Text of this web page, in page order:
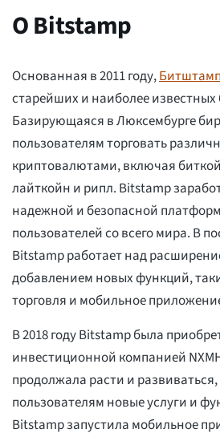
О Bitstamp
Основанная в 2011 году,
старейших и наиболее
Базирующаяся в Люксембурге
пользователям торговать
криптовалютами, включая
лайткойн и рипл. Bitstamp
надежной и безопасной
пользователей со всего мира. В
Bitstamp работает над
добавлением новых функций,
торговля и мобильное
В 2018 году Bitstamp была
инвестиционной компанией
продолжала расти и
пользователям новые услуги и
Bitstamp запустила мобильное